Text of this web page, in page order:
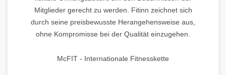
Mitglieder gerecht zu werden. Fitinn zeichnet sich
durch seine preisbewusste Herangehensweise aus,
ohne Kompromisse bei der Qualität einzugehen.
McFIT - Internationale Fitnesskette